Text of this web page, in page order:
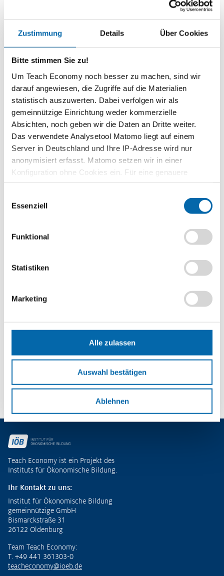
Zustimmung Details Über Cookies
Bitte stimmen Sie zu!
Um Teach Economy noch besser zu machen, sind wir
darauf angewiesen, die Zugriffe auf die Materialien
statistisch auszuwerten. Dabei verfolgen wir als
gemeinnützige Einrichtung weder kommerzielle
Absichten, noch geben wir die Daten an Dritte weiter.
Das verwendete Analysetool Matomo liegt auf einem
Server in Deutschland und Ihre IP-Adresse wird nur
anonymisiert erfasst. Matomo setzen wir in einer
Konfiguration ohne Cookies ein. Für eine genauere
Analyse bitte wir Sie, auch den optional wählbaren
Essenziell
Funktional
Statistiken
Marketing
Alle zulassen
Auswahl bestätigen
Ablehnen
Planspiele
Spielerisch wirtschaftliche
Zusammenhänge erfahren und
verstehen – mit den Planspielen
WIWAG, Ecoland und Isle of Economy
Ökonomische Modelle in 30 Minuten
Unternehmerisch Denken und Handeln
– Potenziale entdecken und
ökonomische Kompetenzen entwickeln
Zu den Publikationen
Teach Economy ist ein Projekt des
Instituts für Ökonomische Bildung.
Ihr Kontakt zu uns:
Institut für Ökonomische Bildung
gemeinnützige GmbH
Bismarckstraße 31
26122 Oldenburg
Team Teach Economy:
T. +49 441 361303-0
teacheconomy@ioeb.de